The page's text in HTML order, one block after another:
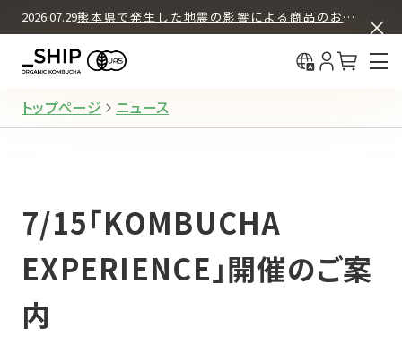
2026.07.29 熊本県で発生した地震の影響による商品のお届けについて
12本セット
12本セット
4本セット
REGULAR PRODUCTS
What's KOMBUCHA
How We Brew
About _SHIP
COLUMN
BUY & DRINK
中国（简体
中國（繁體
トップページ ニュース
7/15「KOMBUCHA
EXPERIENCE」開催のご案
内